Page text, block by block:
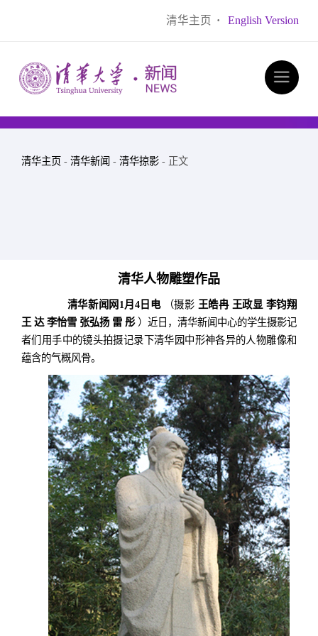
清华主页 · English Version
清华主页 - 清华新闻 - 清华掠影 - 正文
清华人物雕塑作品
清华新闻网1月4日电（摄影 王皓冉 王政显 李钧翔
王 达 李怡雪 张弘扬 雷 彤）近日，清华新闻中心的学生摄影记
者们用手中的镜头拍摄记录下清华园中形神各异的人物雕像和
蕴含的气概风骨。